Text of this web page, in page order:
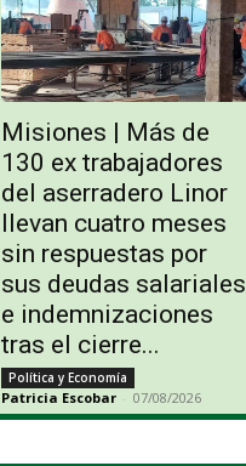
Misiones | Más de
130 ex trabajadores
del aserradero Linor
llevan cuatro meses
sin respuestas por
sus deudas salariales
e indemnizaciones
tras el cierre...
Política y Economía
Patricia Escobar - 07/08/2026